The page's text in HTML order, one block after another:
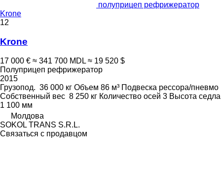
полуприцеп рефрижератор
Krone
12
Krone
17 000 € ≈ 341 700 MDL ≈ 19 520 $
Полуприцеп рефрижератор
2015
Грузопод. 36 000 кг Объем 86 м³ Подвеска рессора/пневмо
Собственный вес 8 250 кг Количество осей 3 Высота седла
1 100 мм
Молдова
SOKOL TRANS S.R.L.
Связаться с продавцом